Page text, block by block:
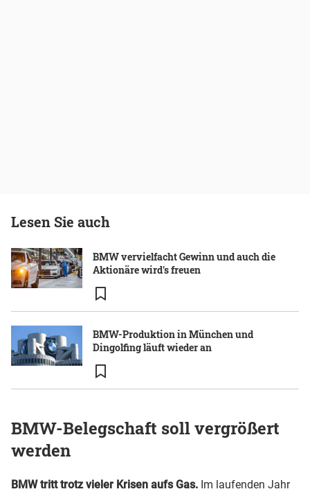
Lesen Sie auch
BMW vervielfacht Gewinn und auch die
Aktionäre wird's freuen
BMW-Produktion in München und
Dingolfing läuft wieder an
BMW-Belegschaft soll vergrößert
werden
BMW tritt trotz vieler Krisen aufs Gas. Im laufenden Jahr